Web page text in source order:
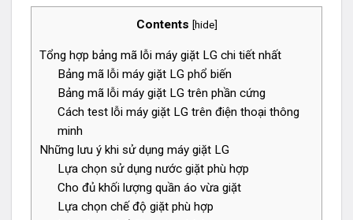
Contents [hide]
Tổng hợp bảng mã lỗi máy giặt LG chi tiết nhất
Bảng mã lỗi máy giặt LG phổ biến
Bảng mã lỗi máy giặt LG trên phần cứng
Cách test lỗi máy giặt LG trên điện thoại thông
minh
Những lưu ý khi sử dụng máy giặt LG
Lựa chọn sử dụng nước giặt phù hợp
Cho đủ khối lượng quần áo vừa giặt
Lựa chọn chế độ giặt phù hợp